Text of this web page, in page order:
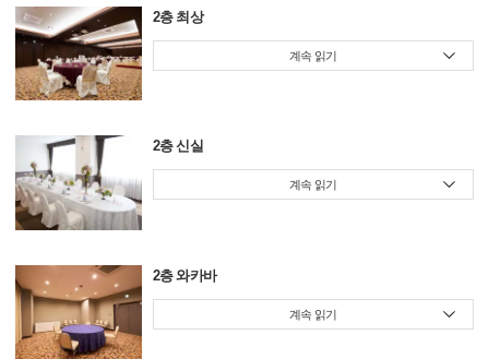
2층 최상
계속 읽기
2층 신실
계속 읽기
2층 와카바
계속 읽기